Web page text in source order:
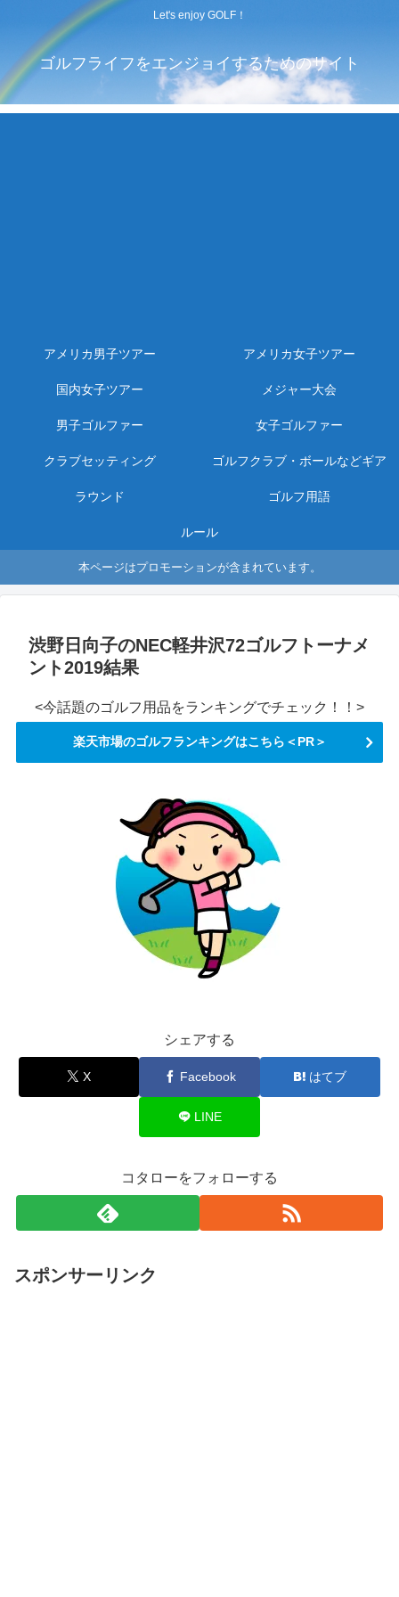
Let's enjoy GOLF！
ゴルフライフをエンジョイするためのサイト
アメリカ男子ツアー アメリカ女子ツアー
国内女子ツアー メジャー大会
男子ゴルファー 女子ゴルファー
クラブセッティング ゴルフクラブ・ボールなどギア
ラウンド ゴルフ用語
ルール
本ページはプロモーションが含まれています。
渋野日向子のNEC軽井沢72ゴルフトーナメ
ント2019結果
<今話題のゴルフ用品をランキングでチェック！！>
楽天市場のゴルフランキングはこちら＜PR＞
シェアする
X Facebook はてブ
LINE
コタローをフォローする
スポンサーリンク